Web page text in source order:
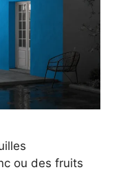
ou des fruits